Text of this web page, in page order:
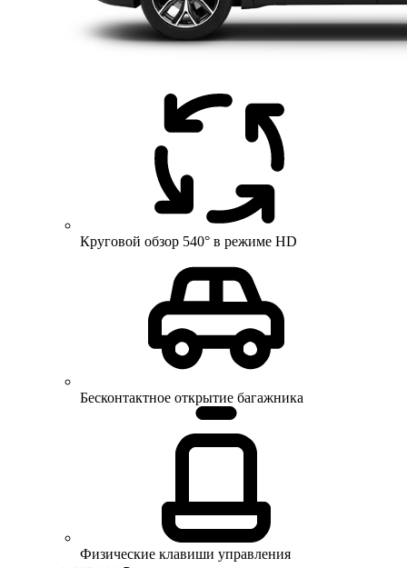
Круговой обзор 540° в режиме HD
Бесконтактное открытие багажника
Физические клавиши управления